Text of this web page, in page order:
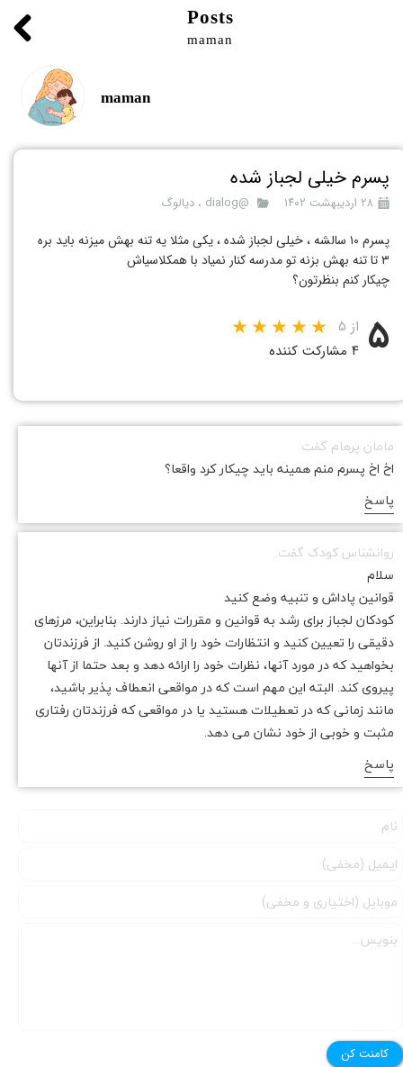
Posts
maman
maman
پسرم خیلی لجباز شده
۲۸ اردیبهشت ۱۴۰۲ @dialog ، دیالوگ
پسرم ۱۰ سالشه ، خیلی لجباز شده ، یکی مثلا یه تنه بهش میزنه باید بره
۳ تا تنه بهش بزنه تو مدرسه کنار نمیاد با همکلاسیاش
چیکار کنم بنظرتون؟
۵ از ۵
★★
۴ مشارکت کننده
مامان پرهام گفت:
اخ اخ پسرم منم همینه باید چیکار کرد واقعا؟
پاسخ
روانشناس کودک گفت:
سلام
قوانین پاداش و تنبیه وضع کنید
کودکان لجباز برای رشد به قوانین و مقررات نیاز دارند. بنابراین، مرزهای
دقیقی را تعیین کنید و انتظارات خود را از او روشن کنید. از فرزندتان
بخواهید که در مورد آنها، نظرات خود را ارائه دهد و بعد حتما از آنها
پیروی کند. البته این مهم است که در مواقعی انعطاف پذیر باشید،
مانند زمانی که در تعطیلات هستید یا در مواقعی که فرزندتان رفتاری
مثبت و خوبی از خود نشان می دهد.
پاسخ
کامنت کن